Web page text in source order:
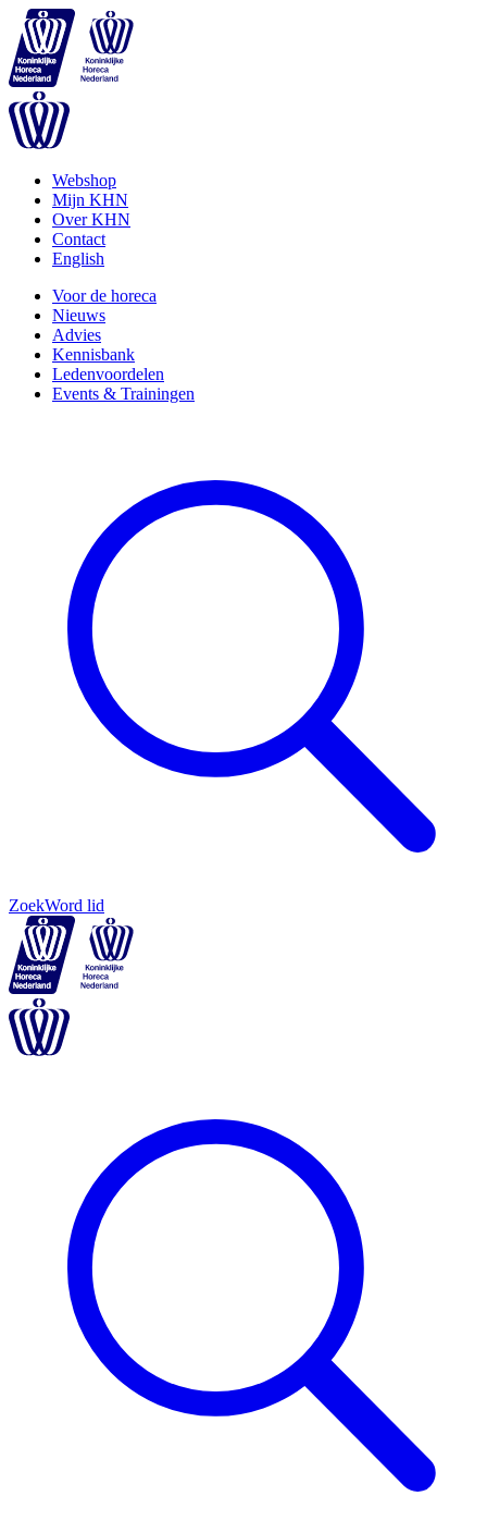
Webshop
Mijn KHN
Over KHN
Contact
English
Voor de horeca
Nieuws
Advies
Kennisbank
Ledenvoordelen
Events & Trainingen
ZoekWord lid